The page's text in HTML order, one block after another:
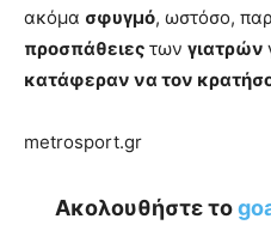
ακόμα σφυγμό, ωστόσο,
προσπάθειες των γιατρών
κατάφεραν να τον
metrosport.gr
Ακολουθήστε το